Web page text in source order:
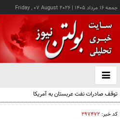
جمعه ۱۶ مرداد ۱۴۰۵ |
Friday , 07 August 2026
باز
و
توقف صادرات نفت عربستان به آمریکا
کد خبر: ۲۹۷۴۷۲